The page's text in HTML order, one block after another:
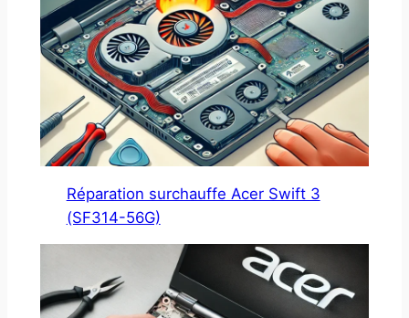
Réparation surchauffe Acer Swift 3
(SF314-56G)